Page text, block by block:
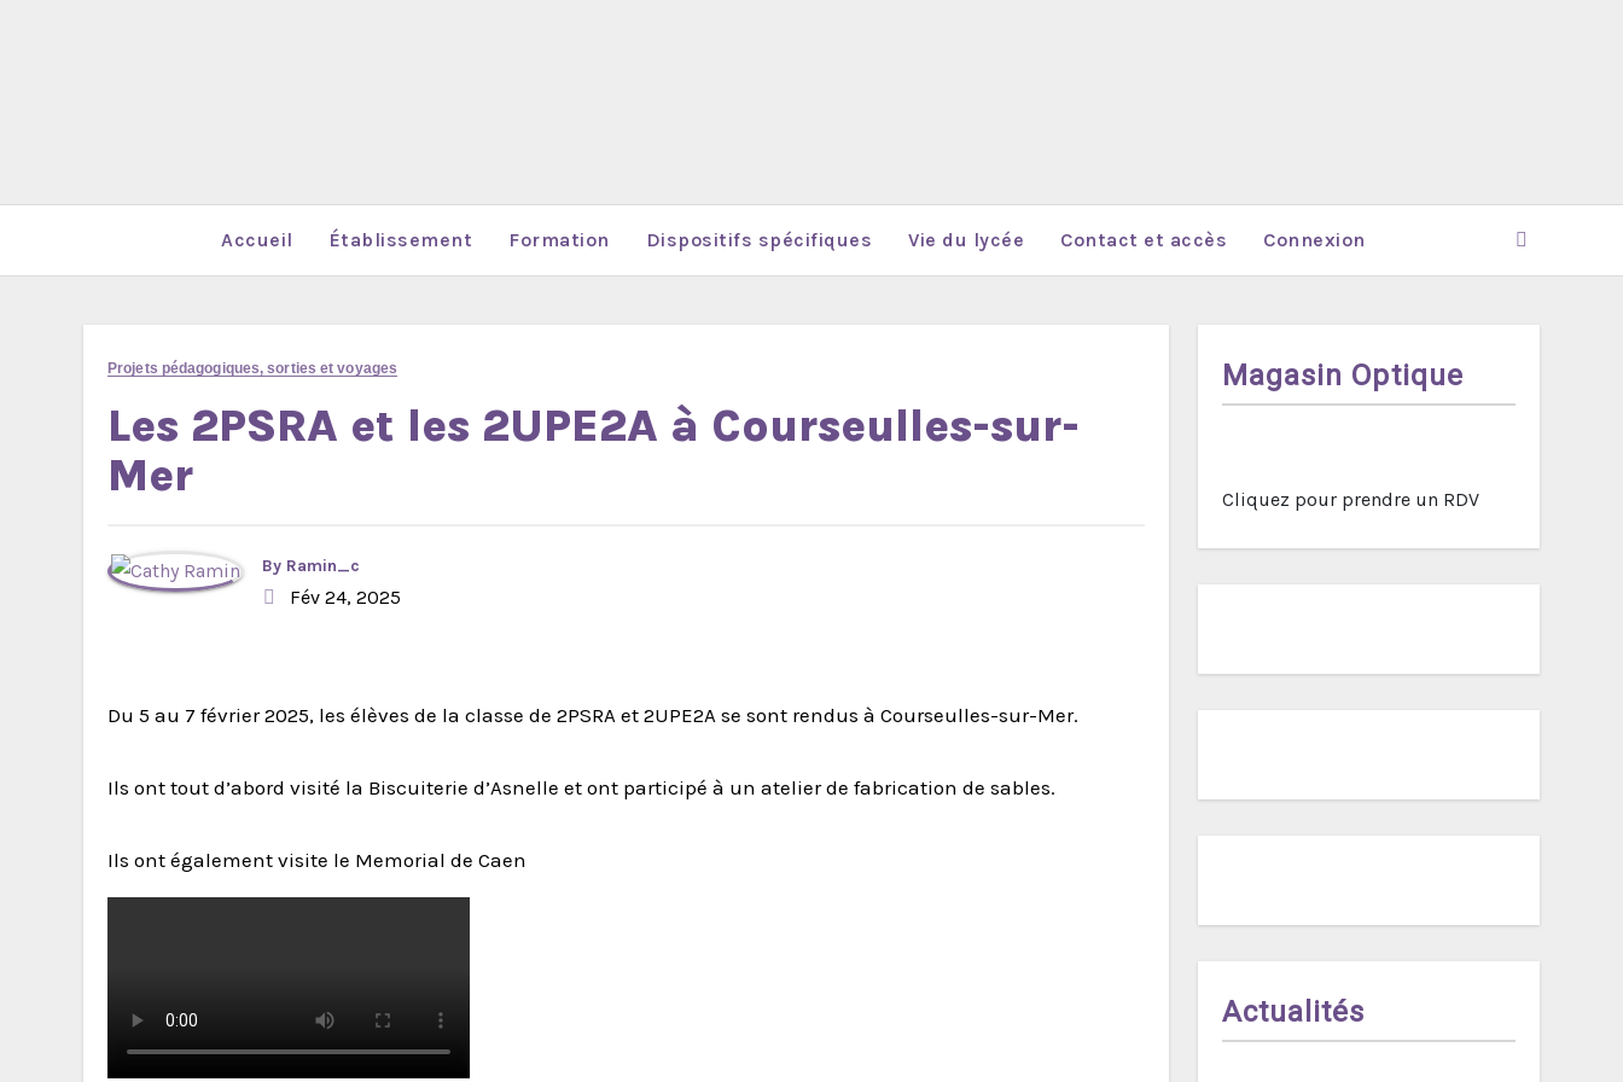
Accueil Établissement Formation Dispositifs spécifiques Vie du lycée Contact et accès Connexion
Projets pédagogiques, sorties et voyages
Les 2PSRA et les 2UPE2A à Courseulles-sur-
Mer
By Ramin_c
Fév 24, 2025
Du 5 au 7 février 2025, les élèves de la classe de 2PSRA et 2UPE2A se sont rendus à Courseulles-sur-Mer.
Ils ont tout d’abord visité la Biscuiterie d’Asnelle et ont participé à un atelier de fabrication de sables.
Ils ont également visite le Memorial de Caen
Magasin Optique
Cliquez pour prendre un RDV
Actualités